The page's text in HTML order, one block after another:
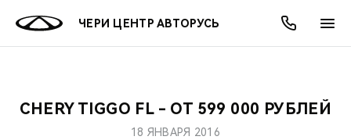
ЧЕРИ ЦЕНТР АВТОРУСЬ
МОДЕЛИ
ПОКУПАТЕЛЯМ
ВЛАДЕЛЬЦАМ
МИР CHERY
АКЦИИ
ОНЛАЙН СЕРВИСЫ
О КОМПАНИИ
CHERY TIGGO FL - ОТ 599 000 РУБЛЕЙ
18 ЯНВАРЯ 2016